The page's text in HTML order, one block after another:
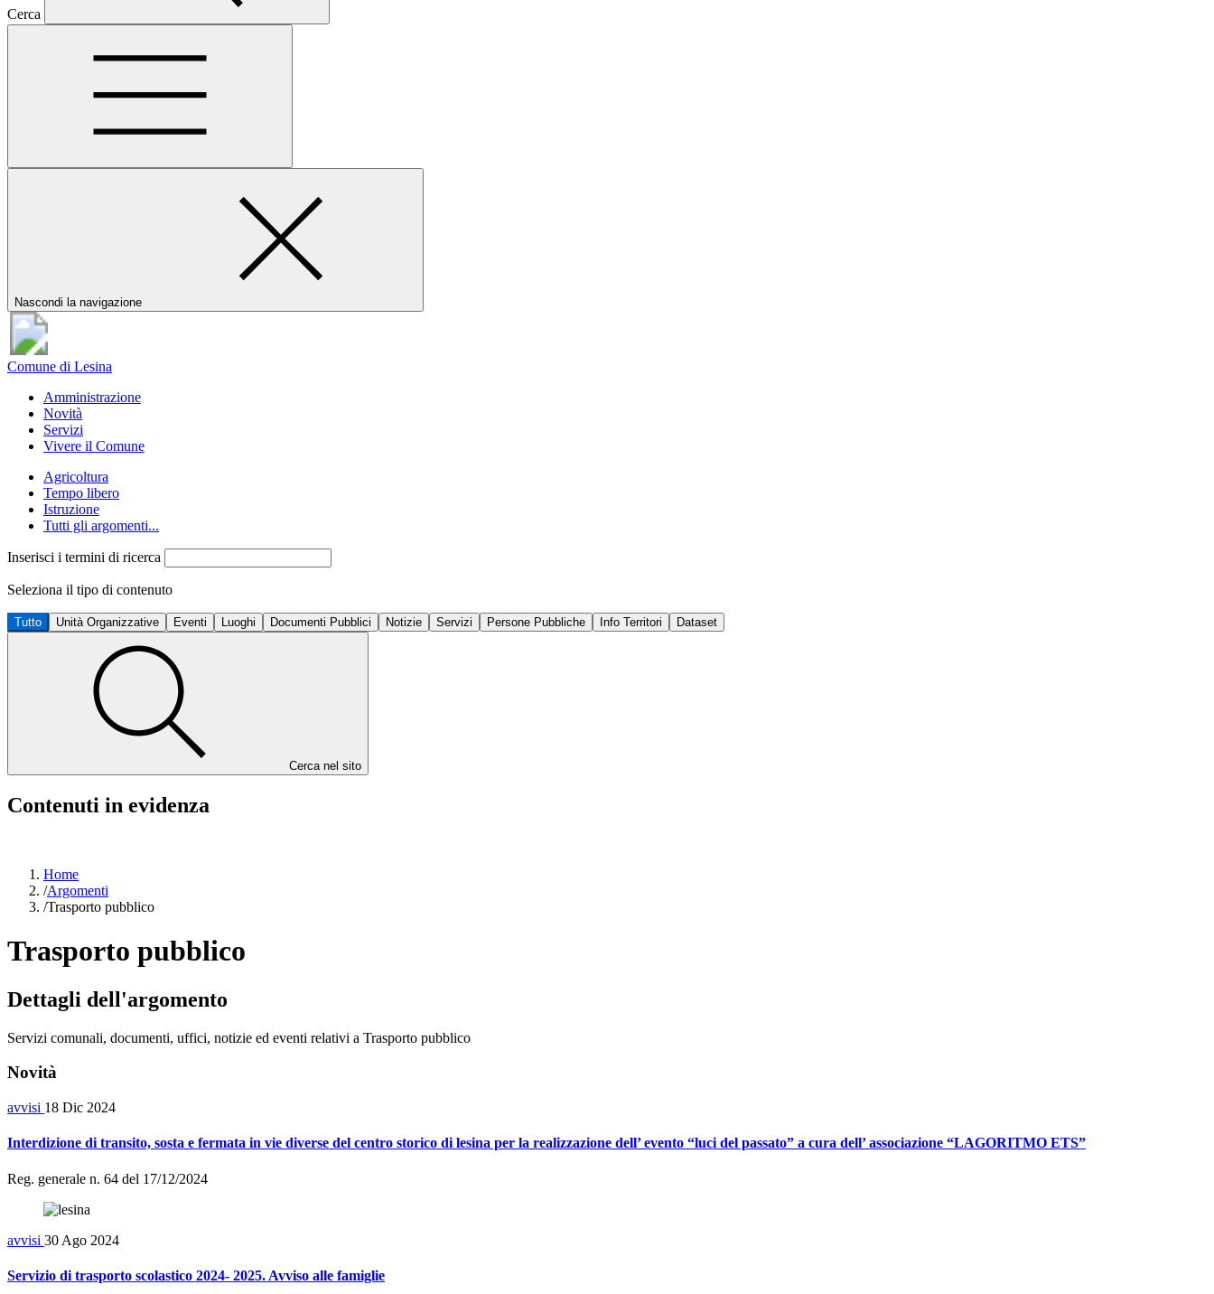
Cerca
Nascondi la navigazione
Comune di Lesina
Amministrazione
Novità
Servizi
Vivere il Comune
Agricoltura
Tempo libero
Istruzione
Tutti gli argomenti...
Inserisci i termini di ricerca
Seleziona il tipo di contenuto
Tutto Unità Organizzative Eventi Luoghi Documenti Pubblici Notizie Servizi Persone Pubbliche Info Territori Dataset
Cerca nel sito
Contenuti in evidenza
Home
/Argomenti
/Trasporto pubblico
Trasporto pubblico
Dettagli dell'argomento
Servizi comunali, documenti, uffici, notizie ed eventi relativi a Trasporto pubblico
Novità
avvisi 18 Dic 2024
Interdizione di transito, sosta e fermata in vie diverse del centro storico di lesina per la realizzazione dell’ evento “luci del passato” a cura dell’ associazione “LAGORITMO ETS”
Reg. generale n. 64 del 17/12/2024
avvisi 30 Ago 2024
Servizio di trasporto scolastico 2024- 2025. Avviso alle famiglie